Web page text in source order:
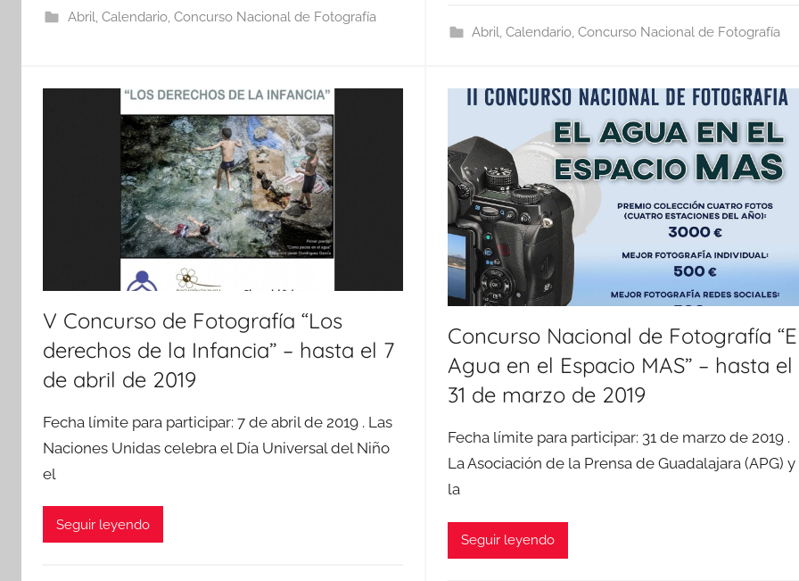
Abril, Calendario, Concurso Nacional de Fotografía
Abril,Calendario,Concurso Nacional de Fotografía
V Concurso de Fotografía “Los
derechos de la Infancia” – hasta el 7
de abril de 2019
Fecha límite para participar: 7 de abril de 2019 . Las
Naciones Unidas celebra el Día Universal del Niño
el
Seguir leyendo
Concurso Nacional de Fotografía
Agua en el Espacio MAS” – hasta el
31 de marzo de 2019
Fecha límite para participar: 31 de marzo de 2019 .
La Asociación de la Prensa de Guadalajara (APG) y
la
Seguir leyendo